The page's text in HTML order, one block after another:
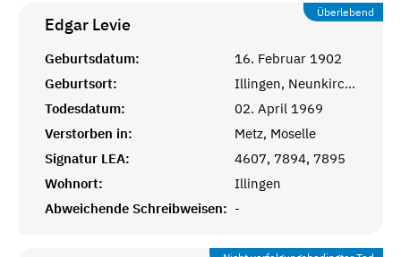
Überlebend
Edgar Levie
Geburtsdatum:
16. Februar 1902
Geburtsort:
Illingen, Neunkirchen
Todesdatum:
02. April 1969
Verstorben in:
Metz, Moselle
Signatur LEA:
4607, 7894, 7895
Wohnort:
Illingen
Abweichende Schreibweisen: -